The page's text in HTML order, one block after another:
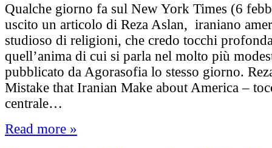
Qualche giorno fa sul New York Times (6
uscito un articolo di Reza Aslan, iraniano
studioso di religioni, che credo tocchi
quell’anima di cui si parla nel molto più
pubblicato da Agorasofia lo stesso giorno.
Mistake that Iranian Make about America –
centrale…
Read more »